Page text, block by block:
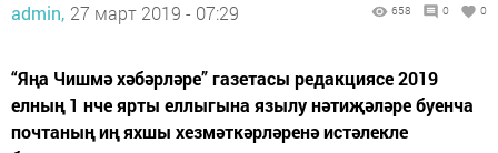
admin, 27 март 2019 - 07:29 658 0 0
“Яңа Чишмә хәбәрләре” газетасы редакциясе 2019
елның 1 нче ярты еллыгына язылу нәтиҗәләре буенча
почтаның иң яхшы хезмәткәрләренә истәлекле